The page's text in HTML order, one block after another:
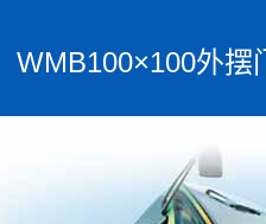
WMB100×100外摆门